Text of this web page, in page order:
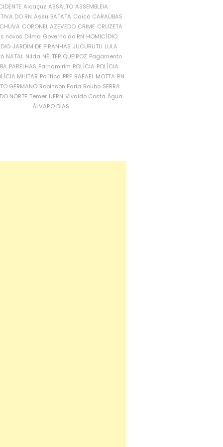
Alcaçuz ASSALTO ASSEMBLEIA
DO RN Assu BATATA Caicó CARAÚBAS
CORONEL AZEVEDO CRIME CRUZETA
novos Dilma Governo do RN HOMICÍDIO
JARDIM DE PIRANHAS JUCURUTU LULA
NATAL Nilda NÉLTER QUEIROZ Pagamento
PARELHAS Parnamirim POLÍCIA POLÍCIA
MILITAR Política PRF RAFAEL MOTTA RN
GERMANO Robinson Faria Roubo SERRA
NORTE Temer UFRN Vivaldo Costa Água
ÁLVARO DIAS